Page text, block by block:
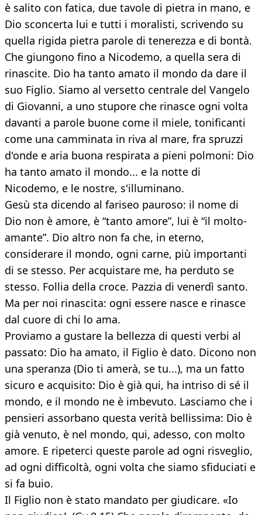
è salito con fatica, due tavole di pietra in mano, e
Dio sconcerta lui e tutti i moralisti, scrivendo su
quella rigida pietra parole di tenerezza e di bontà.
Che giungono fino a Nicodemo, a quella sera di
rinascite. Dio ha tanto amato il mondo da dare il
suo Figlio. Siamo al versetto centrale del Vangelo
di Giovanni, a uno stupore che rinasce ogni volta
davanti a parole buone come il miele, tonificanti
come una camminata in riva al mare, fra spruzzi
d'onde e aria buona respirata a pieni polmoni: Dio
ha tanto amato il mondo... e la notte di
Nicodemo, e le nostre, s'illuminano.
Gesù sta dicendo al fariseo pauroso: il nome di
Dio non è amore, è “tanto amore”, lui è “il molto-
amante”. Dio altro non fa che, in eterno,
considerare il mondo, ogni carne, più importanti
di se stesso. Per acquistare me, ha perduto se
stesso. Follia della croce. Pazzia di venerdì santo.
Ma per noi rinascita: ogni essere nasce e rinasce
dal cuore di chi lo ama.
Proviamo a gustare la bellezza di questi verbi al
passato: Dio ha amato, il Figlio è dato. Dicono non
una speranza (Dio ti amerà, se tu...), ma un fatto
sicuro e acquisito: Dio è già qui, ha intriso di sé il
mondo, e il mondo ne è imbevuto. Lasciamo che i
pensieri assorbano questa verità bellissima: Dio è
già venuto, è nel mondo, qui, adesso, con molto
amore. E ripeterci queste parole ad ogni risveglio,
ad ogni difficoltà, ogni volta che siamo sfiduciati e
si fa buio.
Il Figlio non è stato mandato per giudicare. «Io